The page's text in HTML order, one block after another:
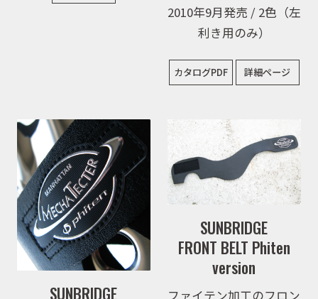
2010年9月発売 / 2色（左
利き用のみ）
カタログPDF 詳細ページ
SUNBRIDGE
SUNBRIDGE
FRONT BELT Phiten
version
ファイテン加工のフロン